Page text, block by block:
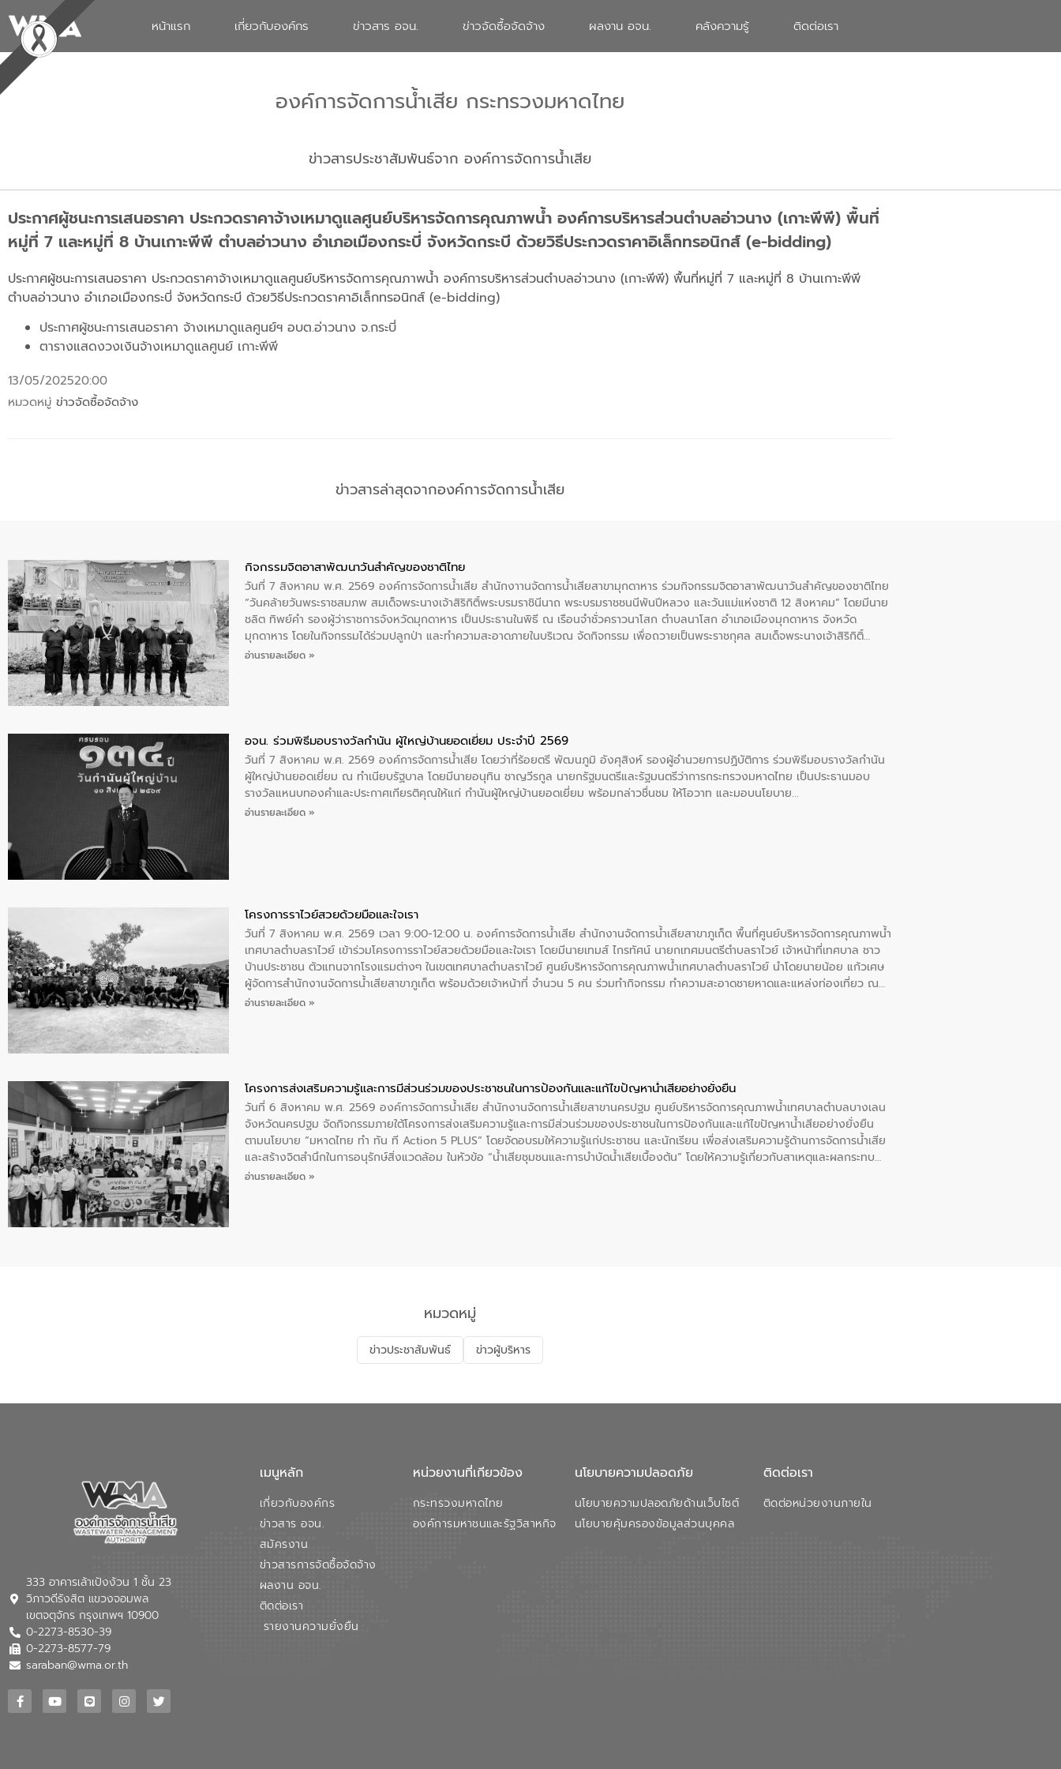
หน้าแรก เกี่ยวกับองค์กร ข่าวสาร อจน. ข่าวจัดซื้อจัดจ้าง ผลงาน อจน. คลังความรู้ ติดต่อเรา
องค์การจัดการน้ำเสีย กระทรวงมหาดไทย
ข่าวสารประชาสัมพันธ์จาก องค์การจัดการน้ำเสีย
ประกาศผู้ชนะการเสนอราคา ประกวดราคาจ้างเหมาดูแลศูนย์บริหารจัดการคุณภาพน้ำ องค์การบริหารส่วนตำบลอ่าวนาง (เกาะพีพี) พื้นที่
หมู่ที่ 7 และหมู่ที่ 8 บ้านเกาะพีพี ตำบลอ่าวนาง อำเภอเมืองกระบี่ จังหวัดกระบี ด้วยวิธีประกวดราคาอิเล็กทรอนิกส์ (e-bidding)
ประกาศผู้ชนะการเสนอราคา ประกวดราคาจ้างเหมาดูแลศูนย์บริหารจัดการคุณภาพน้ำ องค์การบริหารส่วนตำบลอ่าวนาง (เกาะพีพี) พื้นที่หมู่ที่ 7 และหมู่ที่ 8 บ้านเกาะพีพี
ตำบลอ่าวนาง อำเภอเมืองกระบี่ จังหวัดกระบี ด้วยวิธีประกวดราคาอิเล็กทรอนิกส์ (e-bidding)
ประกาศผู้ชนะการเสนอราคา จ้างเหมาดูแลศูนย์ฯ อบต.อ่าวนาง จ.กระบี่
ตารางแสดงวงเงินจ้างเหมาดูแลศูนย์ เกาะพีพี
13/05/202520:00
หมวดหมู่ ข่าวจัดซื้อจัดจ้าง
ข่าวสารล่าสุดจากองค์การจัดการน้ำเสีย
กิจกรรมจิตอาสาพัฒนาวันสําคัญของชาติไทย
วันที่ 7 สิงหาคม พ.ศ. 2569 องค์การจัดการน้ำเสีย สำนักงาานจัดการน้ำเสียสาขามุกดาหาร ร่วมกิจกรรมจิตอาสาพัฒนาวันสําคัญของชาติไทย
“วันคล้ายวันพระราชสมภพ สมเด็จพระนางเจ้าสิริกิติ์พระบรมราชินีนาถ พระบรมราชชนนีพันปีหลวง และวันแม่แห่งชาติ 12 สิงหาคม” โดยมีนาย
ชลิต ทิพย์คำ รองผู้ว่าราชการจังหวัดมุกดาหาร เป็นประธานในพิธี ณ เรือนจําชั่วคราวนาโสก ตําบลนาโสก อําเภอเมืองมุกดาหาร จังหวัด
มุกดาหาร โดยในกิจกรรมได้ร่วมปลูกป่า และทําความสะอาดภายในบริเวณ จัดกิจกรรม เพื่อถวายเป็นพระราชกุศล สมเด็จพระนางเจ้าสิริกิติ์
พระบรมราชินีนาถ พระบรมราชชนนีพันปีหลวง พร้อมถวายสัจปฏิญาณ ทำความดีด้วยหัวใจ
อ่านรายละเอียด »
อจน. ร่วมพิธีมอบรางวัลกำนัน ผู้ใหญ่บ้านยอดเยี่ยม ประจำปี 2569
วันที่ 7 สิงหาคม พ.ศ. 2569 องค์การจัดการน้ำเสีย โดยว่าที่ร้อยตรี พัฒนภูมิ อังศุสิงห์ รองผู้อำนวยการปฏิบัติการ ร่วมพิธีมอบรางวัลกำนัน
ผู้ใหญ่บ้านยอดเยี่ยม ณ ทำเนียบรัฐบาล โดยมีนายอนุทิน ชาญวีรกูล นายกรัฐมนตรีและรัฐมนตรีว่าการกระทรวงมหาดไทย เป็นประธานมอบ
รางวัลแหนบทองคำและประกาศเกียรติคุณให้แก่ กำนันผู้ใหญ่บ้านยอดเยี่ยม พร้อมกล่าวชื่นชม ให้โอวาท และมอบนโยบาย
อ่านรายละเอียด »
โครงการราไวย์สวยด้วยมือและใจเรา
วันที่ 7 สิงหาคม พ.ศ. 2569 เวลา 9:00-12:00 น. องค์การจัดการน้ำเสีย สำนักงานจัดการน้ำเสียสาขาภูเก็ต พื้นที่ศูนย์บริหารจัดการคุณภาพน้ำ
เทศบาลตำบลราไวย์ เข้าร่วมโครงการราไวย์สวยด้วยมือและใจเรา โดยมีนายเทมส์ ไกรทัศน์ นายกเทศมนตรีตำบลราไวย์ เจ้าหน้าที่เทศบาล ชาว
บ้านประชาชน ตัวแทนจากโรงแรมต่างๆ ในเขตเทศบาลตำบลราไวย์ ศูนย์บริหารจัดการคุณภาพน้ำเทศบาลตำบลราไวย์ นำโดยนายน้อย แก้วเศษ
ผู้จัดการสำนักงานจัดการน้ำเสียสาขาภูเก็ต พร้อมด้วยเจ้าหน้าที่ จำนวน 5 คน ร่วมทำกิจกรรม ทำความสะอาดชายหาดและแหล่งท่องเที่ยว ณ
บริเวณแหลมพรหมเทพ หมู่ที่ 6 ตำบลราไวย์ อำเภอเมือง จังหวัดภูเก็ต
อ่านรายละเอียด »
โครงการส่งเสริมความรู้และการมีส่วนร่วมของประชาชนในการป้องกันและแก้ไขปัญหาน้ำเสียอย่างยั่งยืน
วันที่ 6 สิงหาคม พ.ศ. 2569 องค์การจัดการน้ำเสีย สำนักงานจัดการน้ำเสียสาขานครปฐม ศูนย์บริหารจัดการคุณภาพน้ำเทศบาลตำบลบางเลน
จังหวัดนครปฐม จัดกิจกรรมภายใต้โครงการส่งเสริมความรู้และการมีส่วนร่วมของประชาชนในการป้องกันและแก้ไขปัญหาน้ำเสียอย่างยั่งยืน
ตามนโยบาย “มหาดไทย ทำ ทัน ที Action 5 PLUS” โดยจัดอบรมให้ความรู้แก่ประชาชน และนักเรียน เพื่อส่งเสริมความรู้ด้านการจัดการน้ำเสีย
และสร้างจิตสำนึกในการอนุรักษ์สิ่งแวดล้อม ในหัวข้อ “น้ำเสียชุมชนและการบำบัดน้ำเสียเบื้องต้น” โดยให้ความรู้เกี่ยวกับสาเหตุและผลกระทบ
ของน้ำเสีย แนวทางการลดการเกิดน้ำเสียจากแหล่งกำเนิด การบำบัดน้ำเสียเบื้องต้นในครัวเรือน ณ เทศบาลตำบลบางเลน จังหวัดนครปฐม
อ่านรายละเอียด »
หมวดหมู่
ข่าวประชาสัมพันธ์ ข่าวผู้บริหาร
333 อาคารเล้าเป้งง้วน 1 ชั้น 23
วิภาวดีรังสิต แขวงจอมพล
เขตจตุจักร กรุงเทพฯ 10900
0-2273-8530-39
0-2273-8577-79
saraban@wma.or.th
เมนูหลัก
เกี่ยวกับองค์กร
ข่าวสาร อจน.
สมัครงาน
ข่าวสารการจัดซื้อจัดจ้าง
ผลงาน อจน.
ติดต่อเรา
รายงานความยั่งยืน
หน่วยงานที่เกียวข้อง
กระทรวงมหาดไทย
องค์การมหาชนและรัฐวิสาหกิจ
นโยบายความปลอดภัย
นโยบายความปลอดภัยด้านเว็บไซต์
นโยบายคุ้มครองข้อมูลส่วนบุคคล
ติดต่อเรา
ติดต่อหน่วยงานภายใน